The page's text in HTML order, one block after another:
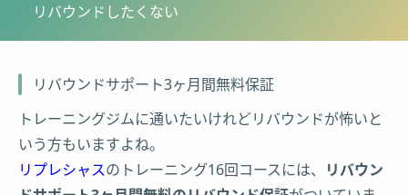
リバウンドしたくない
リバウンドサポート3ヶ月間無料保証
トレーニングジムに通いたいけれどリバウンドが怖いと
いう方もいますよね。
リプレシャスのトレーニング16回コースには、
リバウン